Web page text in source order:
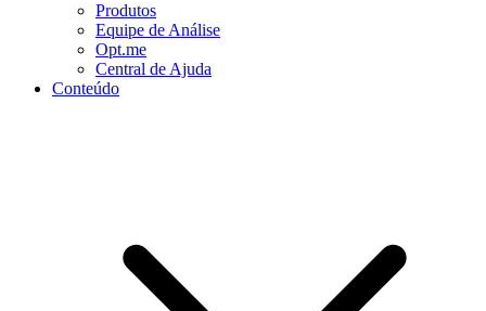
Produtos
Equipe de Análise
Opt.me
Central de Ajuda
Conteúdo